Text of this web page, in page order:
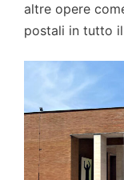
altre opere
postali in tutto il